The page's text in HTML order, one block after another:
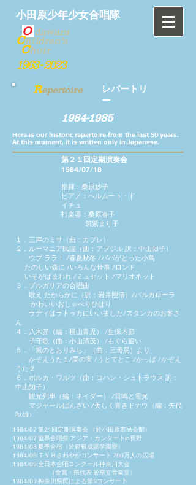
小田原少年少女合唱隊
O dawara
Children's
Choir
1963 - 2023
Repertoire
レパートリ
ー
1984-1985
Here is our historic repertoire from the last 50 years.
At this moment, it is written only in Japanese.
第２１回定期演奏会
1984/07/18
指揮：桑原妙子
ピアノ：ヘルムート・ド
イチュ
打楽器：桑原春子
筑紫まり子
１．三声のミサ（曲：カプレ）
２．ルーマニア民謡（曲：アブジル 訳：中山知子）
ウプ ララ！ /春夏秋冬 /パパがとった小鳥
たのしい森に /いろんな仕事 / ロンド
いそがばまわれ / ミュゼット /マリオネット
３．ブルガリアの合唱曲
歌え たからかに（訳：岩井照清）/バルカローラ
かわいいおしゃべりひばり
ラディはラトゥカにいいました/ スタンカのお客さ
ん
４．八木節（編：横山青児） /生保内節
子守歌（曲：小山清茂） / もぐら追い
５．「風のとおりみち」（曲：三善晃）より
かぞえうた１/栗の実 / うとてとこ /かっぱ /かぞえ
うた２
６．ポルカ・ワルツ（曲：ヨハン・シュトラウス 訳：
中山知子）
観光列車（編：ネイダー） /雷鳴と電光
マジャールばんざい /美しく青きドナウ（編：矢代
秋雄）
1984/07 第21回定期演奏会 （於小田原市民会館）
1984/07 世界合唱祭 アジア・カンター卜in長野
1984/08 夏季合宿（於箱根成蹊学園寮）
1984/08 ＴＶＨさわやかコンサート 700万人の広場
1984/09 全日本合唱コンクール神奈川大会
（金賞・県代表 於県立音楽堂）
1984/09 神奈川県民による第9コンサー卜